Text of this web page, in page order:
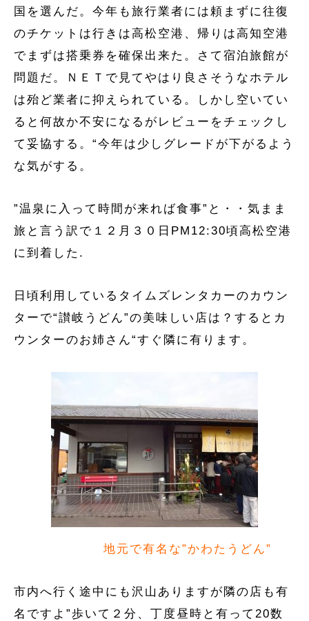
国を選んだ。今年も旅行業者には頼まずに往復
のチケットは行きは高松空港、帰りは高知空港
でまずは搭乗券を確保出来た。さて宿泊旅館が
問題だ。ＮＥＴで見てやはり良さそうなホテル
は殆ど業者に抑えられている。しかし空いてい
ると何故か不安になるがレビューをチェックし
て妥協する。“今年は少しグレードが下がるよう
な気がする。
”温泉に入って時間が来れば食事”と・・気まま
旅と言う訳で１２月３０日PM12:30頃高松空港
に到着した.
日頃利用しているタイムズレンタカーのカウン
ターで“讃岐うどん”の美味しい店は？するとカ
ウンターのお姉さん“すぐ隣に有ります。
地元で有名な”かわたうどん”
市内へ行く途中にも沢山ありますが隣の店も有
名ですよ”歩いて２分、丁度昼時と有って20数